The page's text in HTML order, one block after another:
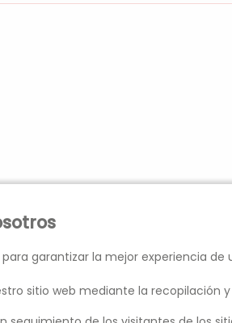
garantizar la mejor experiencia
sitio web mediante la recopilación